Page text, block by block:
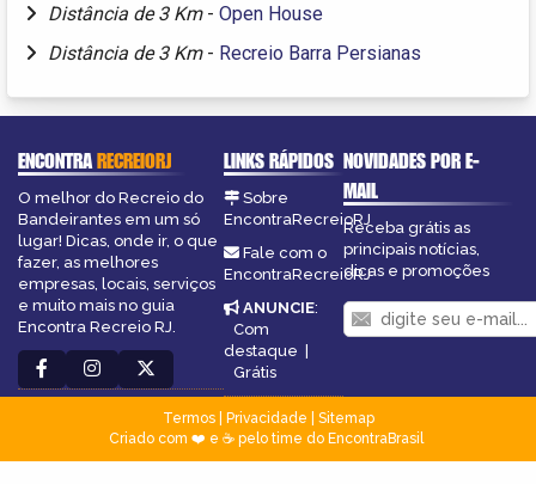
Distância de 3 Km - Open House
Distância de 3 Km - Recreio Barra Persianas
ENCONTRARECREIORJ
O melhor do Recreio do
Bandeirantes em um só
lugar! Dicas, onde ir, o que
fazer, as melhores
empresas, locais, serviços
e muito mais no guia
Encontra Recreio RJ.
LINKS RÁPIDOS
Sobre
EncontraRecreioRJ
Fale com o
EncontraRecreioRJ
ANUNCIE:
Com
destaque |
Grátis
NOVIDADES POR E-
MAIL
Receba grátis as
principais notícias,
dicas e promoções
Termos| Privacidade
Sitemap
Criado com ❤️ e ☕ pelo time do EncontraBrasil